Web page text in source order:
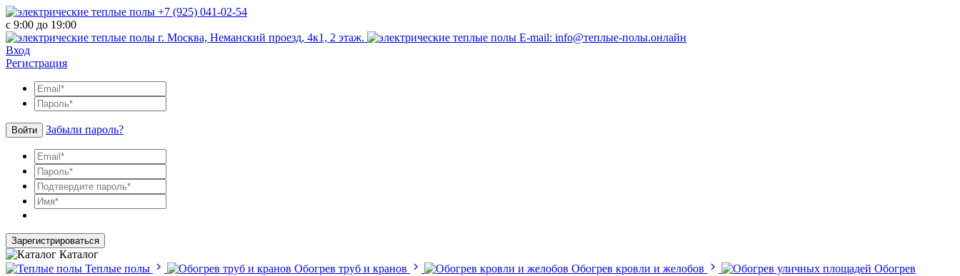
+7 (925) 041-02-54
с 9:00 до 19:00
г. Москва, Неманский проезд, 4к1, 2 этаж.
E-mail: info@теплые-полы.онлайн
Вход
Регистрация
Войти Забыли пароль?
Зарегистрироваться
Каталог
Теплые полы
Обогрев труб и кранов Обогрев кровли и желобов
Обогрев